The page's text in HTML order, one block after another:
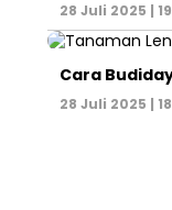
28 Juli 2025 |
Cara
28 Juli 2025 |